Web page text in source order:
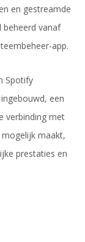
en gestreamde
beheerd vanaf
app.
Spotify
een
verbinding met
maakt,
prestaties en